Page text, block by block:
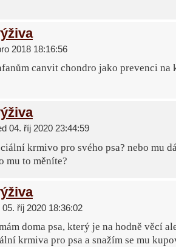
2018 18:16:56
canvit chondro jako prevenci
04. říj 2020 23:44:59
krmivo pro svého psa? nebo mu
mu to měníte?
říj 2020 18:36:02
doma psa, který je na hodně věcí
krmiva pro psa a snažím se mu